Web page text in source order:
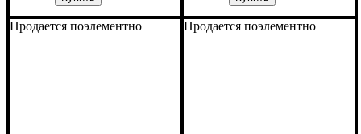
Продается поэлементно Продается поэлементно